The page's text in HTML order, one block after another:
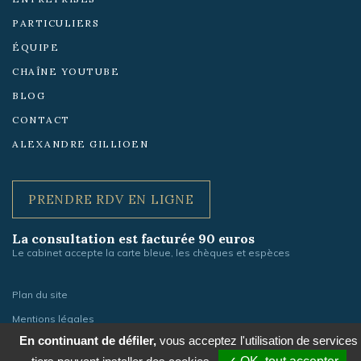
PARTICULIERS
ÉQUIPE
CHAÎNE YOUTUBE
BLOG
CONTACT
ALEXANDRE GILLIOEN
PRENDRE RDV EN LIGNE
La consultation est facturée 90 euros
Le cabinet accepte la carte bleue, les chèques et espèces
Plan du site
Mentions légales
Gestion des cookies
En continuant de défiler, vous acceptez l'utilisation de services